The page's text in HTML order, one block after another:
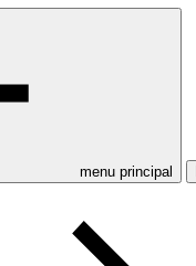
menu principal